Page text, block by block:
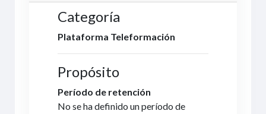
Categoría
Plataforma Teleformación
Propósito
Período de retención
No se ha definido un período de